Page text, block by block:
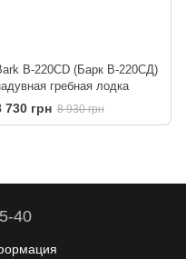
B-220CD (Барк В-220СД)
гребная лодка
730 грн 8 930 грн
40